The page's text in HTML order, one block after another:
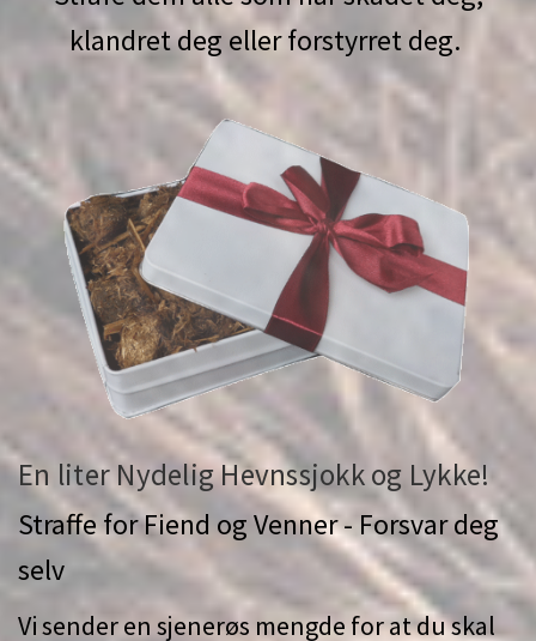
klandret deg eller forstyrret deg.
En liter Nydelig Hevnssjokk og Lykke!
Straffe for Fiend og Venner - Forsvar deg
selv
Vi sender en sjenerøs mengde for at du skal